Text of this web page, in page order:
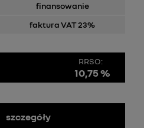
finansowanie
faktura VAT 23%
szczegóły
RRSO:
10,75 %